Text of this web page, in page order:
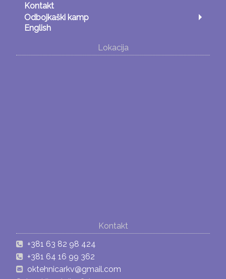
Kontakt
Odbojkaški kamp
English
Lokacija
Kontakt
+381 63 82 98 424
+381 64 16 99 362
oktehnicarkv@gmail.com